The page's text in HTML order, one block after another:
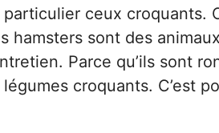
ceux croquants.
hamsters sont des
Parce qu’ils sont
croquants. C’est